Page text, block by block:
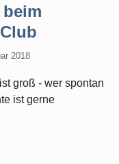
2018
groß - wer spontan
ist gerne